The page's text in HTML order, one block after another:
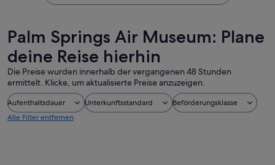
Palm Springs Air Museum: Plane
deine Reise hierhin
Die Preise wurden innerhalb der vergangenen 48 Stunden
ermittelt. Klicke, um aktualisierte Preise anzuzeigen.
Aufenthaltsdauer Unterkunftsstandard
Beförderungsklasse
Alle Filter entfernen